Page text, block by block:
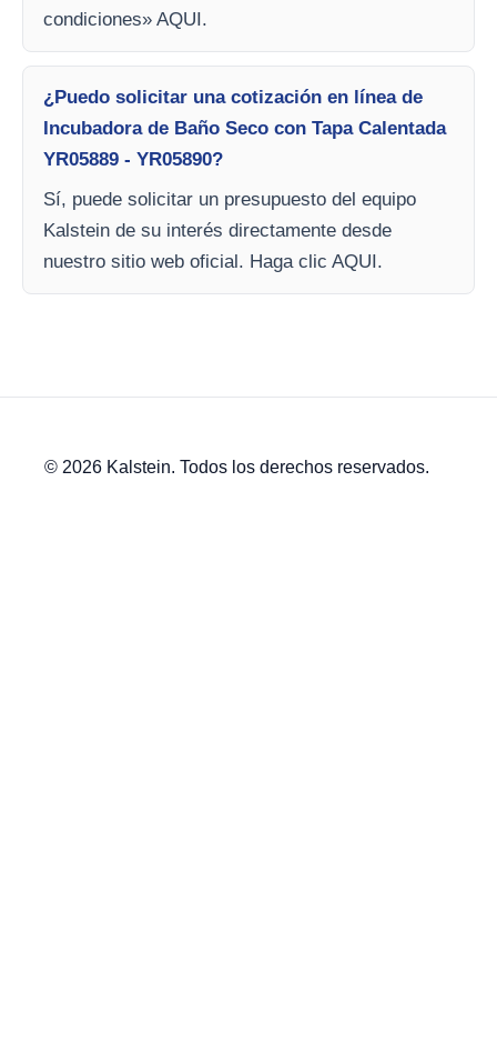
condiciones» AQUI.
¿Puedo solicitar una cotización en línea de
Incubadora de Baño Seco con Tapa Calentada
YR05889 - YR05890?
Sí, puede solicitar un presupuesto del equipo
Kalstein de su interés directamente desde
nuestro sitio web oficial. Haga clic AQUI.
© 2026 Kalstein. Todos los derechos reservados.